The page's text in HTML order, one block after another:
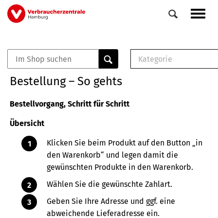
Direkt
zum
Veranstaltungen
0
Elemente
Kategorie
Buch
Bestellung – So gehts
Bestellvorgang, Schritt für Schritt
Übersicht
Klicken Sie beim Produkt auf den Button „in
den Warenkorb“ und legen damit die
gewünschten Produkte in den Warenkorb.
Wählen Sie die gewünschte Zahlart.
Geben Sie Ihre Adresse und ggf. eine
abweichende Lieferadresse ein.